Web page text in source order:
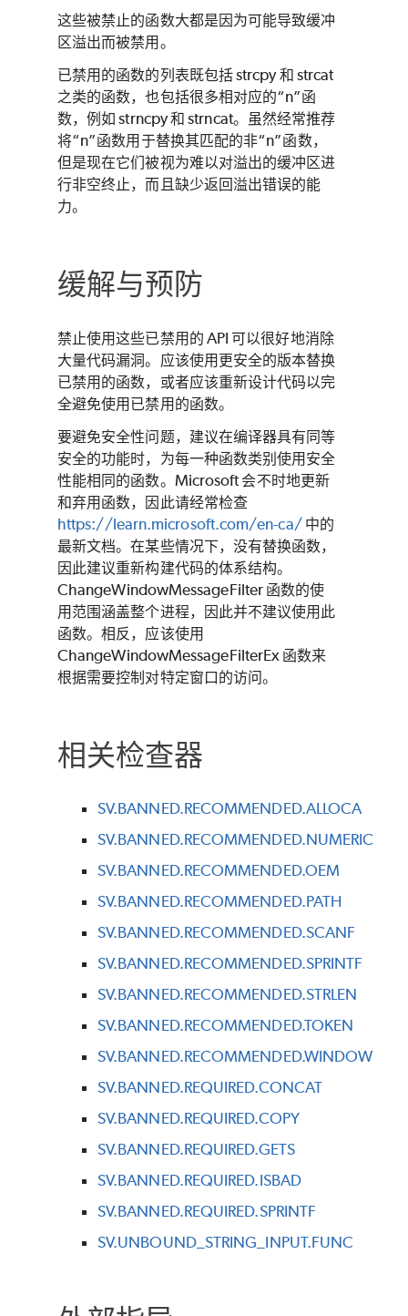
这些被禁止的函数大都是因为可能导致缓冲
区溢出而被禁用。
已禁用的函数的列表既包括 strcpy 和 strcat
之类的函数，也包括很多相对应的“n”函
数，例如 strncpy 和 strncat。虽然经常推荐
将“n”函数用于替换其匹配的非“n”函数，
但是现在它们被视为难以对溢出的缓冲区进
行非空终止，而且缺少返回溢出错误的能
力。
缓解与预防
禁止使用这些已禁用的 API 可以很好地消除
大量代码漏洞。应该使用更安全的版本替换
已禁用的函数，或者应该重新设计代码以完
全避免使用已禁用的函数。
要避免安全性问题，建议在编译器具有同等
安全的功能时，为每一种函数类别使用安全
性能相同的函数。Microsoft 会不时地更新
和弃用函数，因此请经常检查
https://learn.microsoft.com/en-ca/中的
最新文档。在某些情况下，没有替换函数，
因此建议重新构建代码的体系结构。
ChangeWindowMessageFilter 函数的使
用范围涵盖整个进程，因此并不建议使用此
函数。相反，应该使用
ChangeWindowMessageFilterEx 函数来
根据需要控制对特定窗口的访问。
相关检查器
SV.BANNED.RECOMMENDED.ALLOCA
SV.BANNED.RECOMMENDED.NUMERIC
SV.BANNED.RECOMMENDED.OEM
SV.BANNED.RECOMMENDED.PATH
SV.BANNED.RECOMMENDED.SCANF
SV.BANNED.RECOMMENDED.SPRINTF
SV.BANNED.RECOMMENDED.STRLEN
SV.BANNED.RECOMMENDED.TOKEN
SV.BANNED.RECOMMENDED.WINDOW
SV.BANNED.REQUIRED.CONCAT
SV.BANNED.REQUIRED.COPY
SV.BANNED.REQUIRED.GETS
SV.BANNED.REQUIRED.ISBAD
SV.BANNED.REQUIRED.SPRINTF
SV.UNBOUND_STRING_INPUT.FUNC